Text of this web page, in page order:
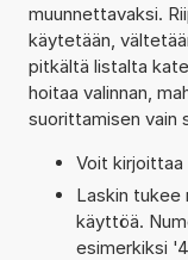
muunnettavaksi.
käytetään,
pitkältä listalta
hoitaa valinnan,
suorittamisen vain
Voit
Laskin tukee
käyttöä.
esimerkiksi